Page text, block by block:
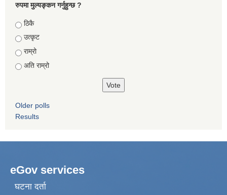
रुपमा मुल्यङ्कन गर्नुहुन्छ ?
Choices
ठिकै
उत्कृट
राम्रो
अति राम्रो
Older polls
Results
eGov services
घटना दर्ता